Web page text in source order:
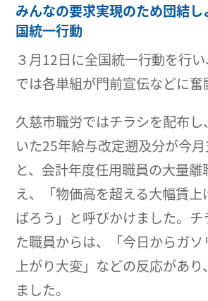
みんなの要求実現のため団結
国統一行動
３月12日に全国統一行動を行
では各単組が門前宣伝などに奮
久慈市職労ではチラシを配布し
いた25年給与改定遡及分が今
と、会計年度任用職員の大量
え、「物価高を超える大幅賃
ばろう」と呼びかけました。チ
た職員からは、「今日からガ
上がり大変」などの反応があ
ました。